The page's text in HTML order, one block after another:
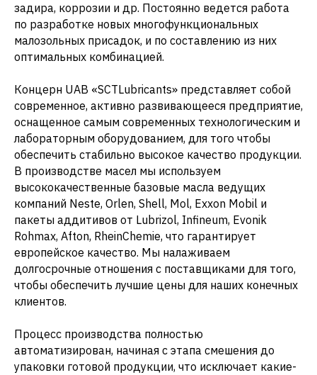
задира, коррозии и др. Постоянно ведется работа
по разработке новых многофункциональных
малозольных присадок, и по составлению из них
оптимальных комбинацией.
Концерн UAB «SCTLubricants» представляет собой
современное, активно развивающееся предприятие,
оснащенное самым современных технологическим и
лабораторным оборудованием, для того чтобы
обеспечить стабильно высокое качество продукции.
В производстве масел мы используем
высококачественные базовые масла ведущих
компаний Neste, Orlen, Shell, Mol, Exxon Mobil и
пакеты аддитивов от Lubrizol, Infineum, Evonik
Rohmax, Afton, RheinChemie, что гарантирует
европейское качество. Мы налаживаем
долгосрочные отношения с поставщиками для того,
чтобы обеспечить лучшие цены для наших конечных
клиентов.
Процесс производства полностью
автоматизирован, начиная с этапа смешения до
упаковки готовой продукции, что исключает какие-